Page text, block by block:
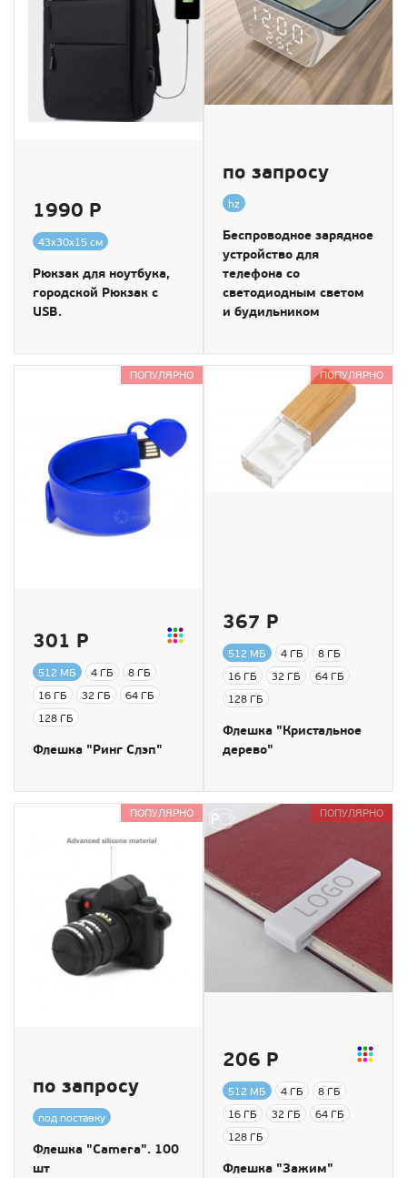
1990 Р
43х30х15 см
Рюкзак для ноутбука,
городской Рюкзак с
USB.
по запросу
hz
Беспроводное зарядное
устройство для
телефона со
светодиодным светом
и будильником
ПОПУЛЯРНО
301 Р
512 МБ 4 ГБ
8 ГБ
16 ГБ
32 ГБ
64 ГБ
128 ГБ
Флешка "Ринг Слэп"
ПОПУЛЯРНО
367 Р
512 МБ 4 ГБ
8 ГБ
16 ГБ
32 ГБ
64 ГБ
128 ГБ
Флешка "Кристальное
дерево"
ПОПУЛЯРНО
по запросу
под поставку
Флешка "Camera". 100
шт
ПОПУЛЯРНО
206 Р
512 МБ 4 ГБ
8 ГБ
16 ГБ
32 ГБ
64 ГБ
128 ГБ
Флешка "Зажим"